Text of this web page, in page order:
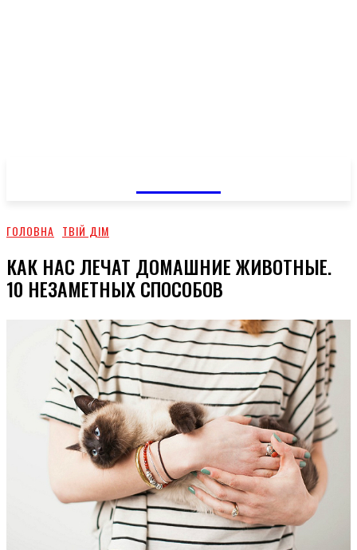
ГОЛОВНА ТВІЙ ДІМ
КАК НАС ЛЕЧАТ ДОМАШНИЕ ЖИВОТНЫЕ.
10 НЕЗАМЕТНЫХ СПОСОБОВ